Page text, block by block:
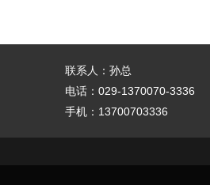
联系人：孙总
电话：029-1370070-3336
手机：13700703336